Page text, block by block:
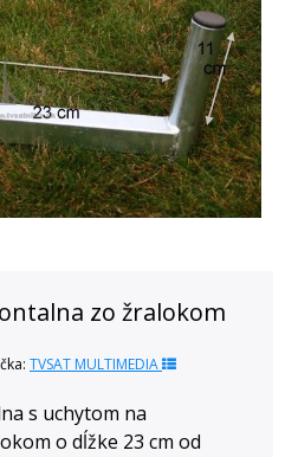
zo žralokom
TVSAT MULTIMEDIA
s uchytom na
o dĺžke 23 cm od